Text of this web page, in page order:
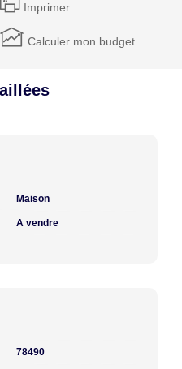
Imprimer
Calculer mon budget
Maison
A vendre
78490